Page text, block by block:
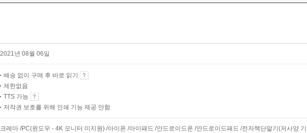
2021년 08월 06일
배송 없이 구매 후 바로 읽기
제한없음
TTS 가능
저작권 보호를 위해 인쇄 기능 제공 안함
크레마 /PC(윈도우 - 4K 모니터 미지원) /아이폰 /아이패드 /안드로이드폰 /안드로이드패드 /전자책단말기(저사양